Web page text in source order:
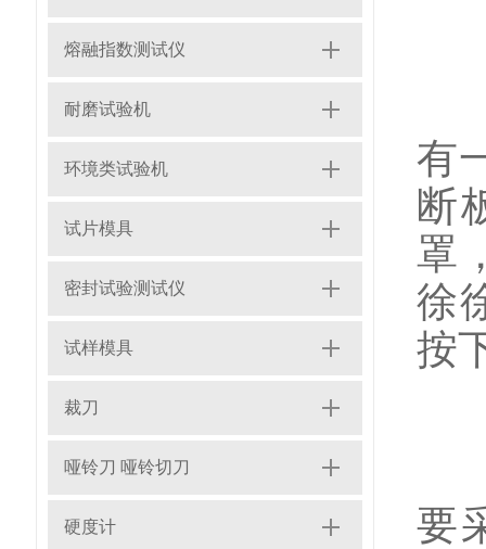
熔融指数测试仪
耐磨试验机
环境类试验机
试片模具
密封试验测试仪
试样模具
裁刀
哑铃刀 哑铃切刀
硬度计
有
断
罩
徐
按
要